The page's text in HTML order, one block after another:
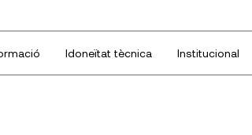
Idoneïtat tècnica Institucional